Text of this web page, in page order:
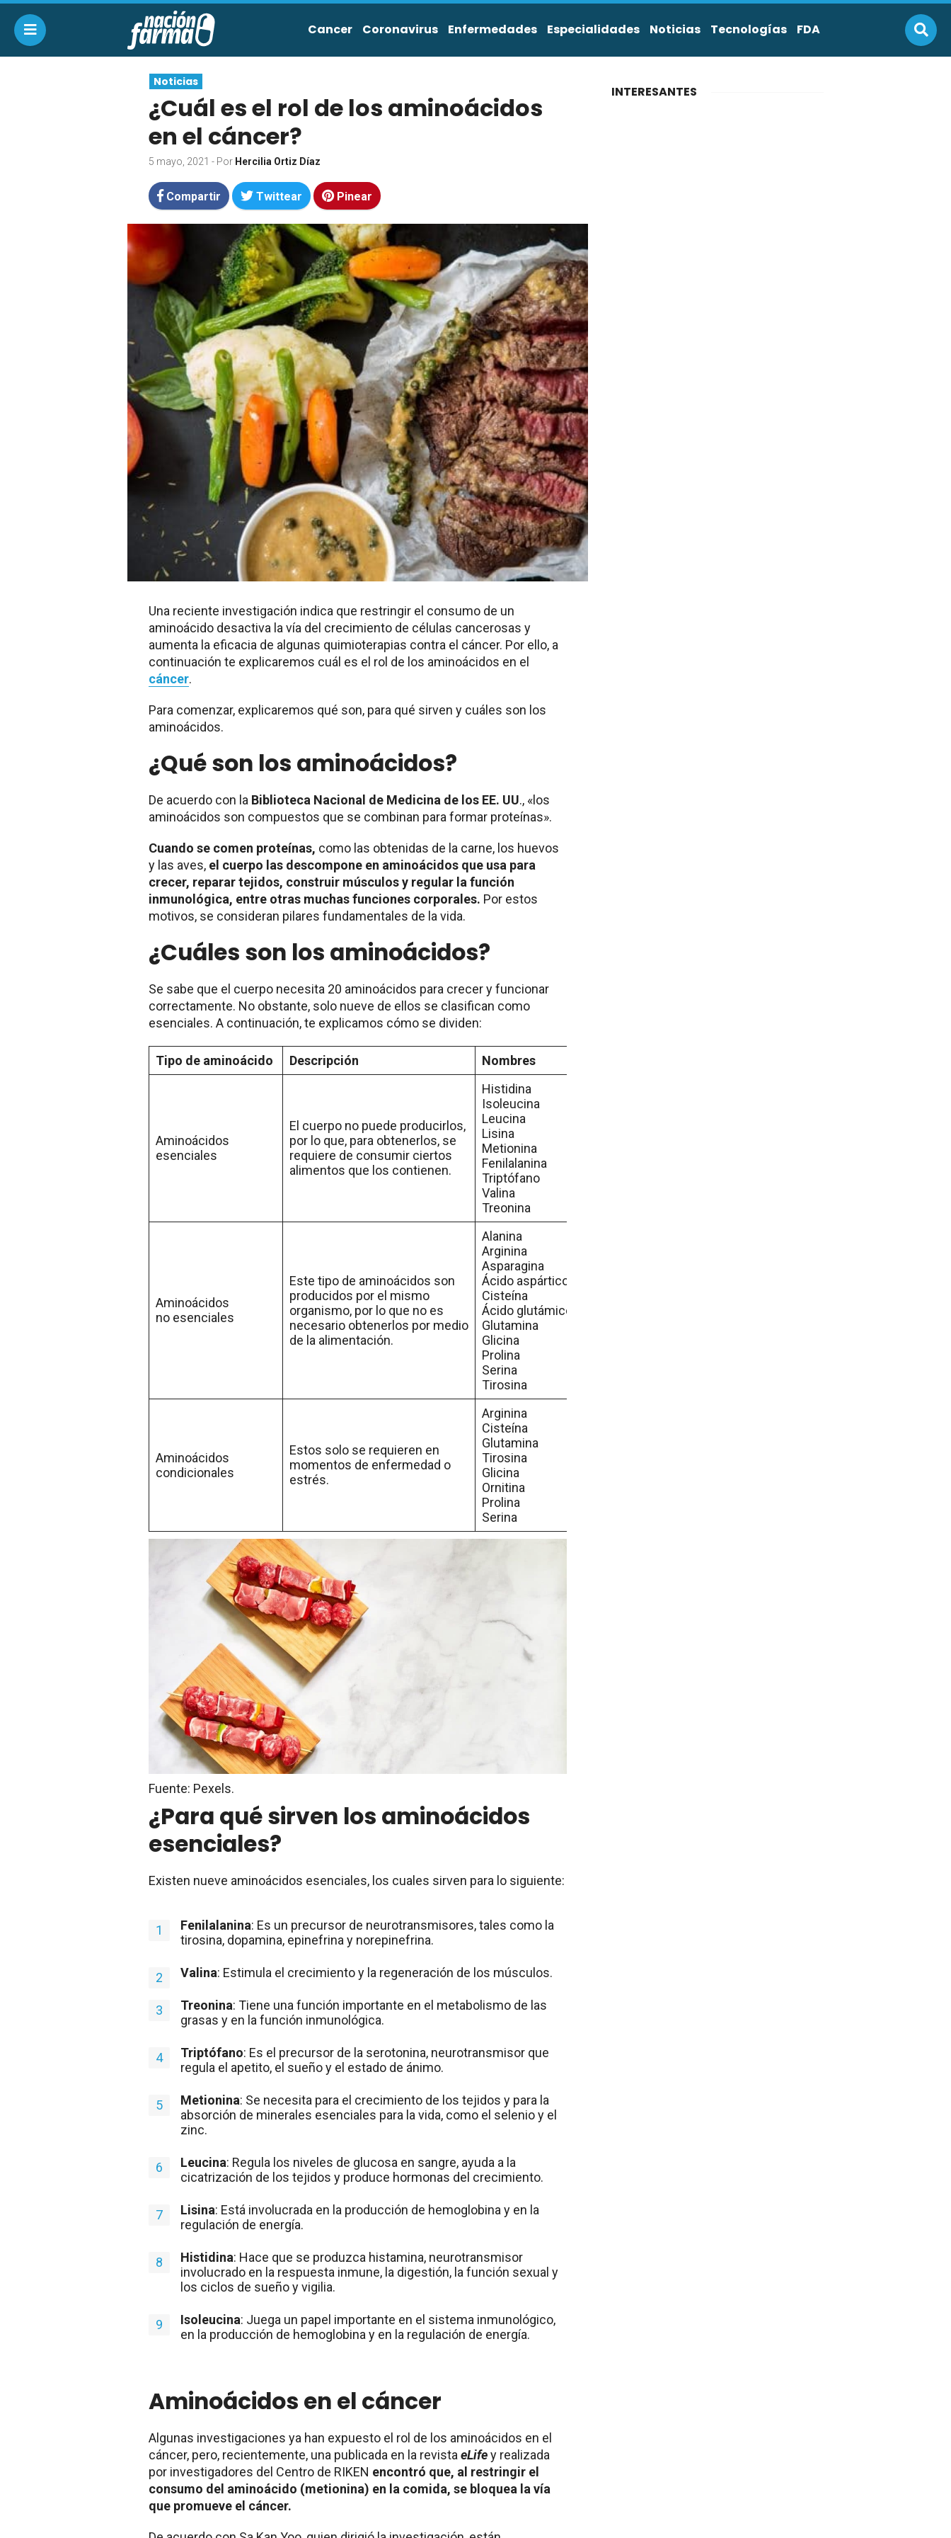
Cancer Coronavirus Enfermedades Especialidades Noticias Tecnologías FDA
Noticias
¿Cuál es el rol de los aminoácidos
en el cáncer?
5 mayo, 2021 - Por Hercilia Ortiz Díaz
Compartir Twittear Pinear
Una reciente investigación indica que restringir el consumo de un
aminoácido desactiva la vía del crecimiento de células cancerosas y
aumenta la eficacia de algunas quimioterapias contra el cáncer. Por ello, a
continuación te explicaremos cuál es el rol de los aminoácidos en el
cáncer.
Para comenzar, explicaremos qué son, para qué sirven y cuáles son los
aminoácidos.
¿Qué son los aminoácidos?
De acuerdo con la Biblioteca Nacional de Medicina de los EE. UU., «los
aminoácidos son compuestos que se combinan para formar proteínas».
Cuando se comen proteínas, como las obtenidas de la carne, los huevos
y las aves, el cuerpo las descompone en aminoácidos que usa para
crecer, reparar tejidos, construir músculos y regular la función
inmunológica, entre otras muchas funciones corporales. Por estos
motivos, se consideran pilares fundamentales de la vida.
¿Cuáles son los aminoácidos?
Se sabe que el cuerpo necesita 20 aminoácidos para crecer y funcionar
correctamente. No obstante, solo nueve de ellos se clasifican como
esenciales. A continuación, te explicamos cómo se dividen:
Tipo de aminoácido Descripción Nombres
Aminoácidos
esenciales
El cuerpo no puede producirlos,
por lo que, para obtenerlos, se
requiere de consumir ciertos
alimentos que los contienen.
Histidina
Isoleucina
Leucina
Lisina
Metionina
Fenilalanina
Triptófano
Valina
Treonina
Aminoácidos
no esenciales
Este tipo de aminoácidos son
producidos por el mismo
organismo, por lo que no es
necesario obtenerlos por medio
de la alimentación.
Alanina
Arginina
Asparagina
Ácido aspártico
Cisteína
Ácido glutámico
Glutamina
Glicina
Prolina
Serina
Tirosina
Aminoácidos
condicionales
Estos solo se requieren en
momentos de enfermedad o
estrés.
Arginina
Cisteína
Glutamina
Tirosina
Glicina
Ornitina
Prolina
Serina
Fuente: Pexels.
¿Para qué sirven los aminoácidos
esenciales?
Existen nueve aminoácidos esenciales, los cuales sirven para lo siguiente:
Fenilalanina: Es un precursor de neurotransmisores, tales como la
tirosina, dopamina, epinefrina y norepinefrina.
Valina: Estimula el crecimiento y la regeneración de los músculos.
Treonina: Tiene una función importante en el metabolismo de las
grasas y en la función inmunológica.
Triptófano: Es el precursor de la serotonina, neurotransmisor que
regula el apetito, el sueño y el estado de ánimo.
Metionina: Se necesita para el crecimiento de los tejidos y para la
absorción de minerales esenciales para la vida, como el selenio y el
zinc.
Leucina: Regula los niveles de glucosa en sangre, ayuda a la
cicatrización de los tejidos y produce hormonas del crecimiento.
Lisina: Está involucrada en la producción de hemoglobina y en la
regulación de energía.
Histidina: Hace que se produzca histamina, neurotransmisor
involucrado en la respuesta inmune, la digestión, la función sexual y
los ciclos de sueño y vigilia.
Isoleucina: Juega un papel importante en el sistema inmunológico,
en la producción de hemoglobina y en la regulación de energía.
Aminoácidos en el cáncer
Algunas investigaciones ya han expuesto el rol de los aminoácidos en el
cáncer, pero, recientemente, una publicada en la revista eLifey realizada
por investigadores del Centro de RIKEN encontró que, al restringir el
consumo del aminoácido (metionina) en la comida, se bloquea la vía
que promueve el cáncer.
INTERESANTES